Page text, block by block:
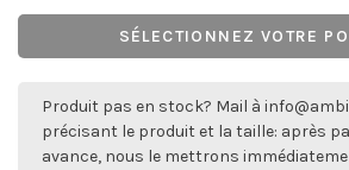
SÉLECTIONNEZ VOTRE
Produit pas en stock? Mail à
précisant le produit et la taille: après
avance, nous le mettrons